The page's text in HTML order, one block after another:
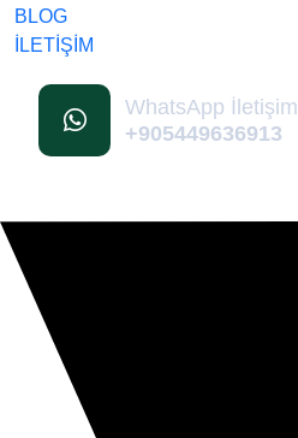
BLOG
İLETİŞİM
WhatsApp İletişim
+905449636913